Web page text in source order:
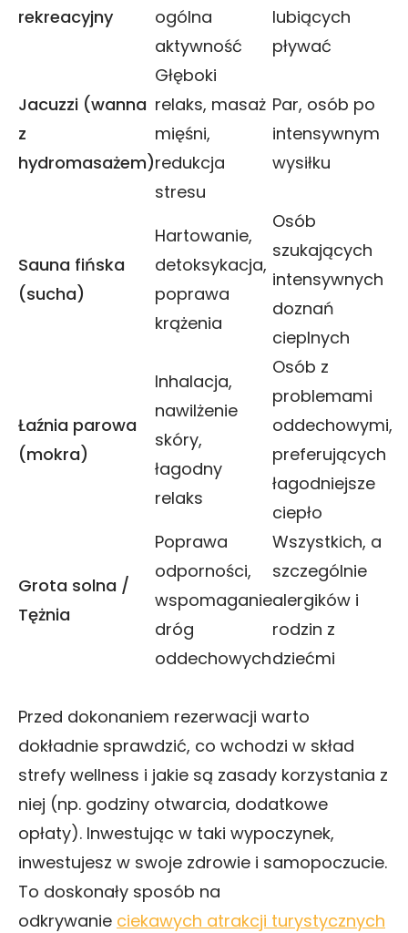
rekreacyjny
ogólna
aktywność
lubiących
pływać
Jacuzzi (wanna
z
hydromasażem)
Głęboki
relaks, masaż
mięśni,
redukcja
stresu
Par, osób po
intensywnym
wysiłku
Sauna fińska
(sucha)
Hartowanie,
detoksykacja,
poprawa
krążenia
Osób
szukających
intensywnych
doznań
cieplnych
Łaźnia parowa
(mokra)
Inhalacja,
nawilżenie
skóry,
łagodny
relaks
Osób z
problemami
oddechowymi,
preferujących
łagodniejsze
ciepło
Grota solna /
Tężnia
Poprawa
odporności,
wspomaganie
dróg
oddechowych
Wszystkich, a
szczególnie
alergików i
rodzin z
dziećmi
Przed dokonaniem rezerwacji warto
dokładnie sprawdzić, co wchodzi w skład
strefy wellness i jakie są zasady korzystania z
niej (np. godziny otwarcia, dodatkowe
opłaty). Inwestując w taki wypoczynek,
inwestujesz w swoje zdrowie i samopoczucie.
To doskonały sposób na
odkrywanie ciekawych atrakcji turystycznych